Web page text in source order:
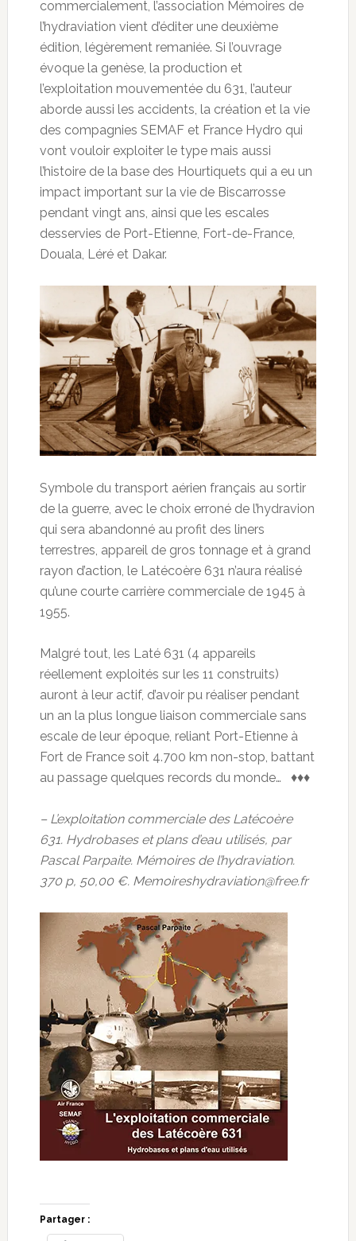
commercialement, l’association Mémoires de
l’hydraviation vient d’éditer une deuxième
édition, légèrement remaniée. Si l’ouvrage
évoque la genèse, la production et
l’exploitation mouvementée du 631, l’auteur
aborde aussi les accidents, la création et la vie
des compagnies SEMAF et France Hydro qui
vont vouloir exploiter le type mais aussi
l’histoire de la base des Hourtiquets qui a eu un
impact important sur la vie de Biscarrosse
pendant vingt ans, ainsi que les escales
desservies de Port-Etienne, Fort-de-France,
Douala, Léré et Dakar.
Symbole du transport aérien français au sortir
de la guerre, avec le choix erroné de l’hydravion
qui sera abandonné au profit des liners
terrestres, appareil de gros tonnage et à grand
rayon d’action, le Latécoère 631 n’aura réalisé
qu’une courte carrière commerciale de 1945 à
1955.
Malgré tout, les Laté 631 (4 appareils
réellement exploités sur les 11 construits)
auront à leur actif, d’avoir pu réaliser pendant
un an la plus longue liaison commerciale sans
escale de leur époque, reliant Port-Etienne à
Fort de France soit 4.700 km non-stop, battant
au passage quelques records du monde… ♦♦♦
– L’exploitation commerciale des Latécoère
631. Hydrobases et plans d’eau utilisés, par
Pascal Parpaite. Mémoires de l’hydraviation.
370 p, 50,00 €. Memoireshydraviation@free.fr
Partager :